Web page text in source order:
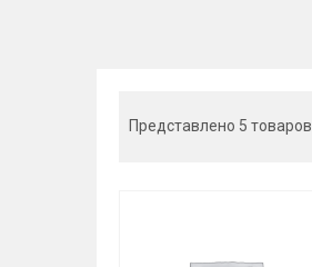
Представлено 5 товаров